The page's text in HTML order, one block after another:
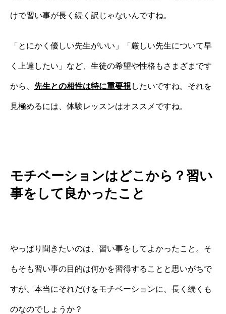
けで習い事が長く続く訳じゃないんですね。
「とにかく優しい先生がいい」「厳しい先生について早
く上達したい」など、生徒の希望や性格もさまざまです
から、 先生との相性は特に重要視したいですね。それを
見極めるには、体験レッスンはオススメですね。
モチベーションはどこから？習い
事をして良かったこと
やっぱり聞きたいのは、習い事をしてよかったこと。そ
もそも習い事の目的は何かを習得することと思いがちで
すが、本当にそれだけをモチベーションに、長く続くも
のなのでしょうか？